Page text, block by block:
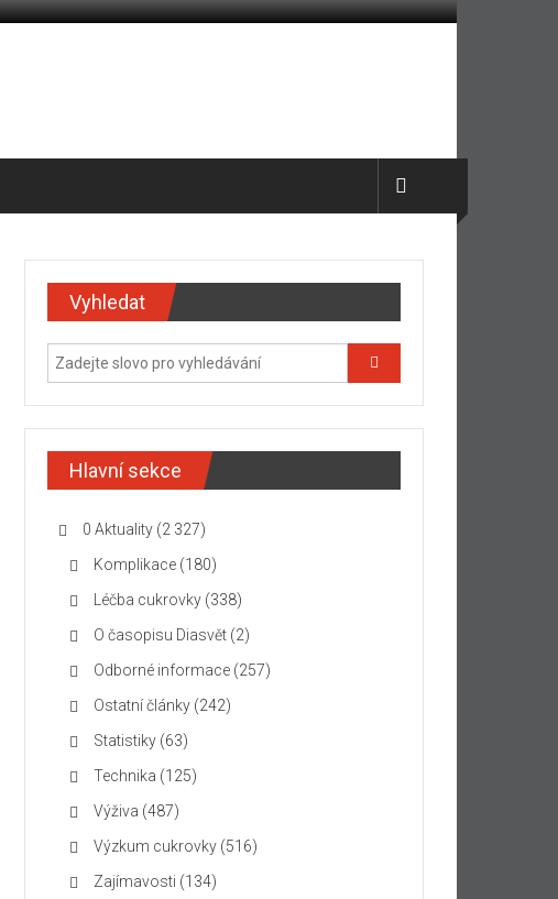
Vyhledat
Hlavní sekce
0 Aktuality (2 327)
Komplikace (180)
Léčba cukrovky (338)
O časopisu Diasvět (2)
Odborné informace (257)
Ostatní články (242)
Statistiky (63)
Technika (125)
Výživa (487)
Výzkum cukrovky (516)
Zajímavosti (134)